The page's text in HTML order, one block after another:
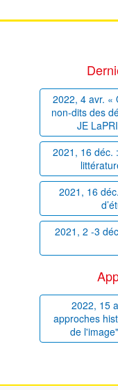
2022, 4 avr. «
non-dits des
JE
2021, 16 déc.
2021, 16
2021, 2 -3
2022, 15
approches
de